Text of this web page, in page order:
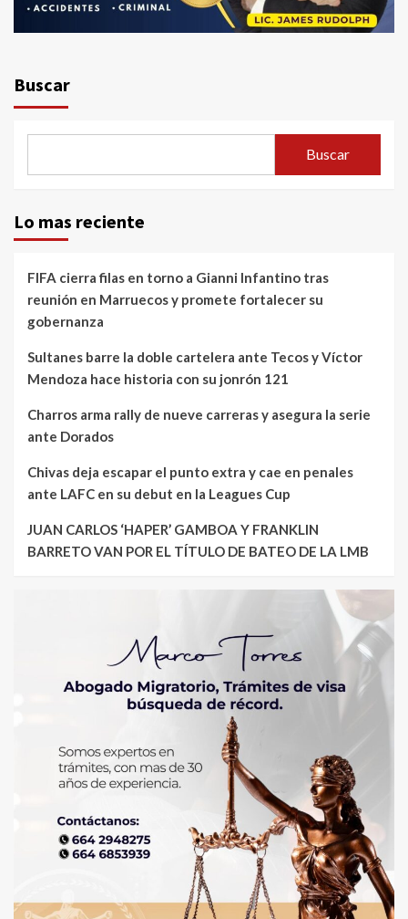
Buscar
Buscar
Lo mas reciente
FIFA cierra filas en torno a Gianni Infantino tras
reunión en Marruecos y promete fortalecer su
gobernanza
Sultanes barre la doble cartelera ante Tecos y Víctor
Mendoza hace historia con su jonrón 121
Charros arma rally de nueve carreras y asegura la serie
ante Dorados
Chivas deja escapar el punto extra y cae en penales
ante LAFC en su debut en la Leagues Cup
JUAN CARLOS ‘HAPER’ GAMBOA Y FRANKLIN
BARRETO VAN POR EL TÍTULO DE BATEO DE LA LMB